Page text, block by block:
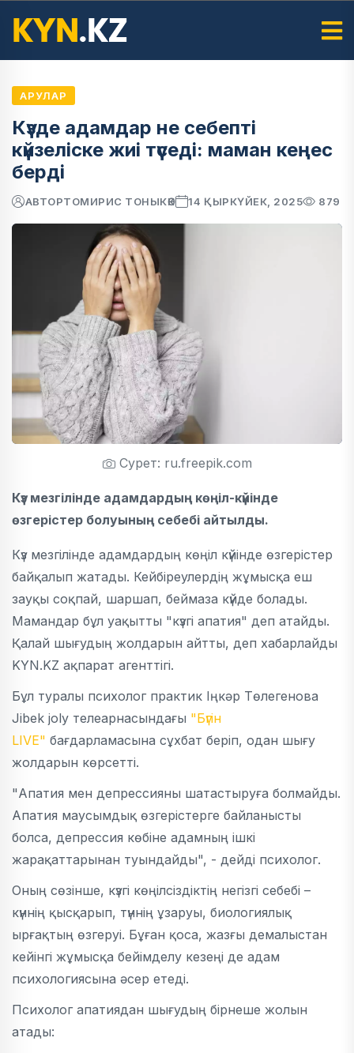
АРУЛАР
Күзде адамдар не себепті
күйзеліске жиі түседі: маман кеңес
берді
АВТОРТОМИРИС ТОНЫКӨК 14 ҚЫРКҮЙЕК, 2025 879
Сурет: ru.freepik.com
Күз мезгілінде адамдардың көңіл-күйінде
өзгерістер болуының себебі айтылды.
Күз мезгілінде адамдардың көңіл күйінде өзгерістер
байқалып жатады. Кейбіреулердің жұмысқа еш
зауқы соқпай, шаршап, беймаза күйде болады.
Мамандар бұл уақытты "күзгі апатия" деп атайды.
Қалай шығудың жолдарын айтты, деп хабарлайды
KYN.KZ ақпарат агенттігі.
Бұл туралы психолог практик Іңкәр Төлегенова
Jibek joly телеарнасындағы "Бүгін
LIVE" бағдарламасына сұхбат беріп, одан шығу
жолдарын көрсетті.
"Апатия мен депрессияны шатастыруға болмайды.
Апатия маусымдық өзгерістерге байланысты
болса, депрессия көбіне адамның ішкі
жарақаттарынан туындайды", - дейді психолог.
Оның сөзінше, күзгі көңілсіздіктің негізгі себебі –
күннің қысқарып, түннің ұзаруы, биологиялық
ырғақтың өзгеруі. Бұған қоса, жазғы демалыстан
кейінгі жұмысқа бейімделу кезеңі де адам
психологиясына әсер етеді.
Психолог апатиядан шығудың бірнеше жолын
атады: